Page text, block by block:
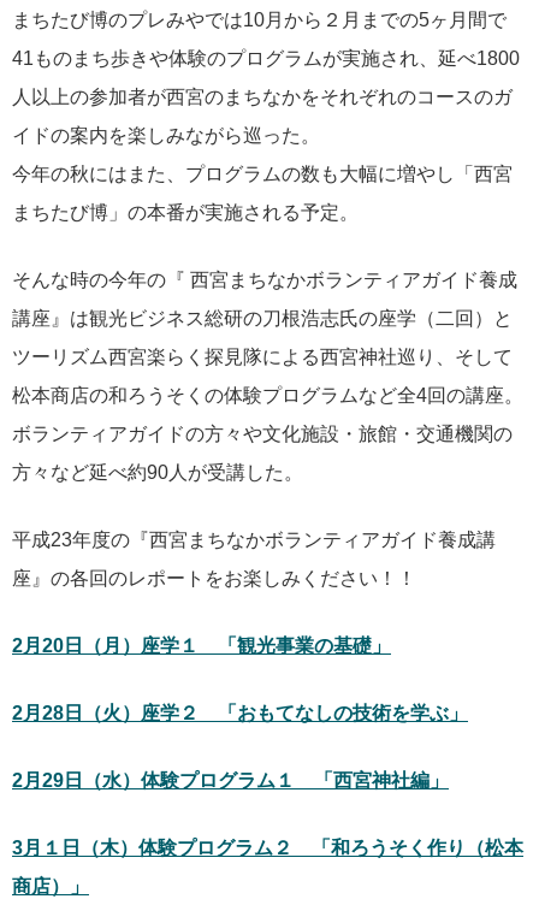
まちたび博のプレみやでは10月から２月までの5ヶ月間で
41ものまち歩きや体験のプログラムが実施され、延べ1800
人以上の参加者が西宮のまちなかをそれぞれのコースのガ
イドの案内を楽しみながら巡った。
今年の秋にはまた、プログラムの数も大幅に増やし「西宮
まちたび博」の本番が実施される予定。
そんな時の今年の『 西宮まちなかボランティアガイド養成
講座』は観光ビジネス総研の刀根浩志氏の座学（二回）と
ツーリズム西宮楽らく探見隊による西宮神社巡り、そして
松本商店の和ろうそくの体験プログラムなど全4回の講座。
ボランティアガイドの方々や文化施設・旅館・交通機関の
方々など延べ約90人が受講した。
平成23年度の『西宮まちなかボランティアガイド養成講
座』の各回のレポートをお楽しみください！！
2月20日（月）座学１ 「観光事業の基礎」
2月28日（火）座学２ 「おもてなしの技術を学ぶ」
2月29日（水）体験プログラム１ 「西宮神社編」
3月１日（木）体験プログラム２ 「和ろうそく作り（松本
商店）」